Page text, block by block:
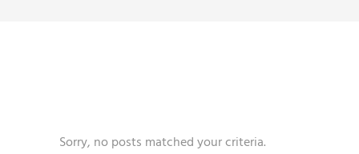
Sorry, no posts matched your criteria.